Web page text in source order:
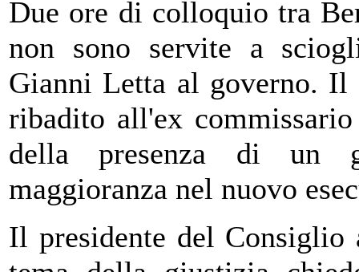
Due ore di colloquio tra
non sono servite a
Gianni Letta al governo. Il
ribadito all'ex
della presenza di un
maggioranza nel nuovo
Il presidente del Consiglio